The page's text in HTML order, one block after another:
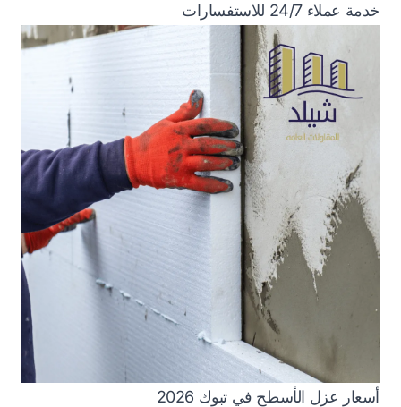
خدمة عملاء 24/7 للاستفسارات
أسعار عزل الأسطح في تبوك 2026